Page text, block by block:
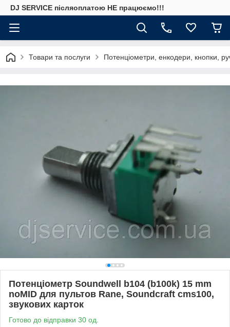
DJ SERVICE пiсляоплатою НЕ працюємо!!!
Товари та послуги Потенціометри, енкодери, кнопки,
Потенціометр Soundwell b104 (b100k) 15 mm
noMID для пультов Rane, Soundcraft cms100,
звукових карток
Готово до відправки 30 од.